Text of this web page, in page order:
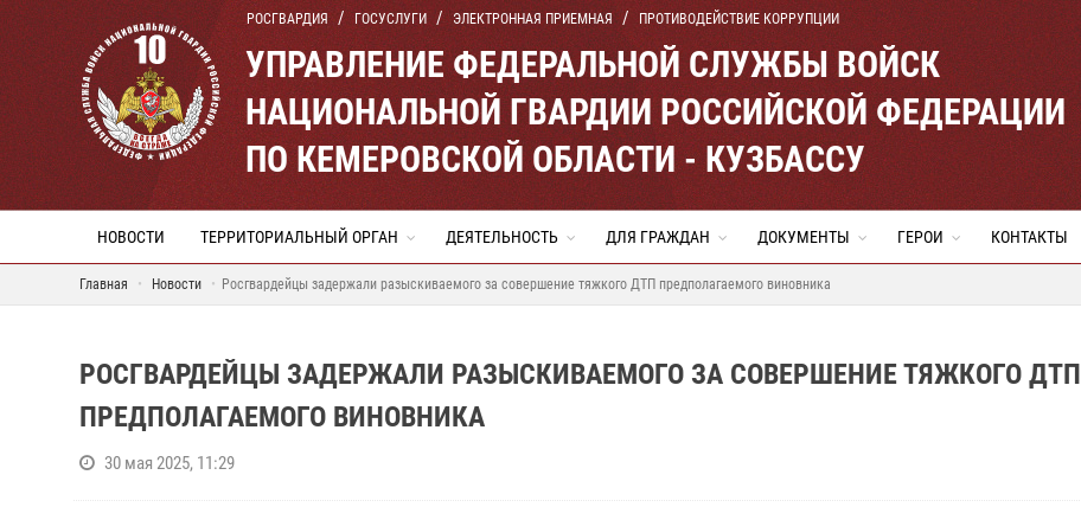
РОСГВАРДИЯ ГОСУСЛУГИ ЭЛЕКТРОННАЯ ПРИЕМНАЯ ПРОТИВОДЕЙСТВИЕ КОРРУПЦИИ
УПРАВЛЕНИЕ ФЕДЕРАЛЬНОЙ СЛУЖБЫ ВОЙСК
НАЦИОНАЛЬНОЙ ГВАРДИИ РОССИЙСКОЙ ФЕДЕРАЦИИ
ПО КЕМЕРОВСКОЙ ОБЛАСТИ - КУЗБАССУ
НОВОСТИ ТЕРРИТОРИАЛЬНЫЙ ОРГАН ДЕЯТЕЛЬНОСТЬ ДЛЯ ГРАЖДАН ДОКУМЕНТЫ ГЕРОИ КОНТАКТЫ
Главная Новости Росгвардейцы задержали разыскиваемого за совершение тяжкого ДТП предполагаемого виновника
РОСГВАРДЕЙЦЫ ЗАДЕРЖАЛИ РАЗЫСКИВАЕМОГО ЗА СОВЕРШЕНИЕ ТЯЖКОГО ДТП
ПРЕДПОЛАГАЕМОГО ВИНОВНИКА
30 мая 2025, 11:29